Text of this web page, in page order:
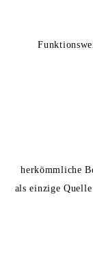
herkömmliche
als einzige